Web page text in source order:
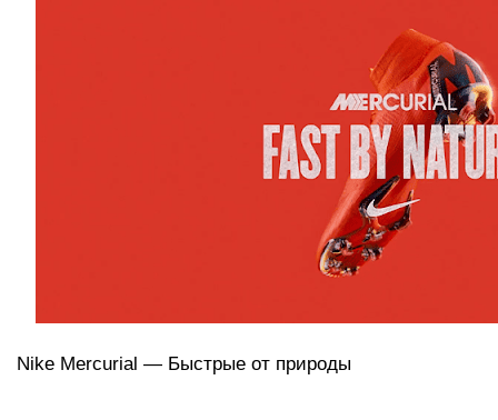
Nike Mercurial — Быстрые от природы